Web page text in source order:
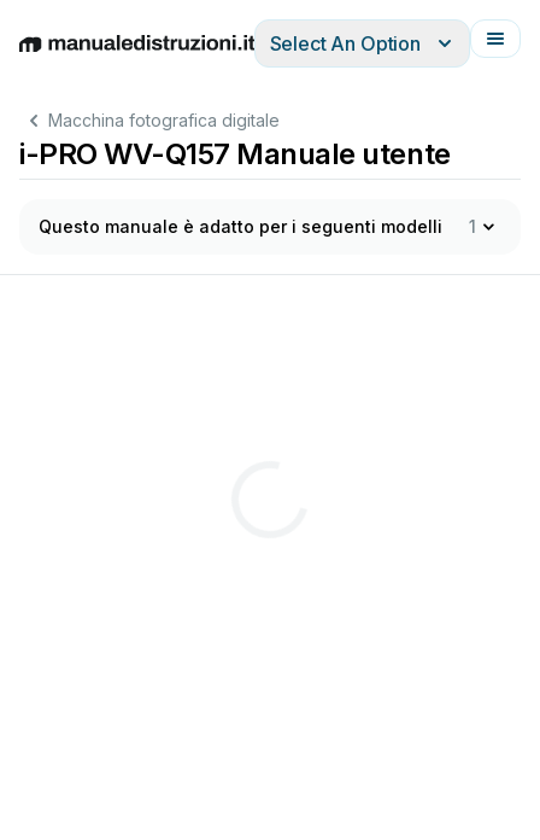
EnglishDeutschEspañolItalianoFrançais
Select An Option
Macchina fotografica digitale
i-PRO WV-Q157 Manuale utente
Questo manuale è adatto per i seguenti modelli 1